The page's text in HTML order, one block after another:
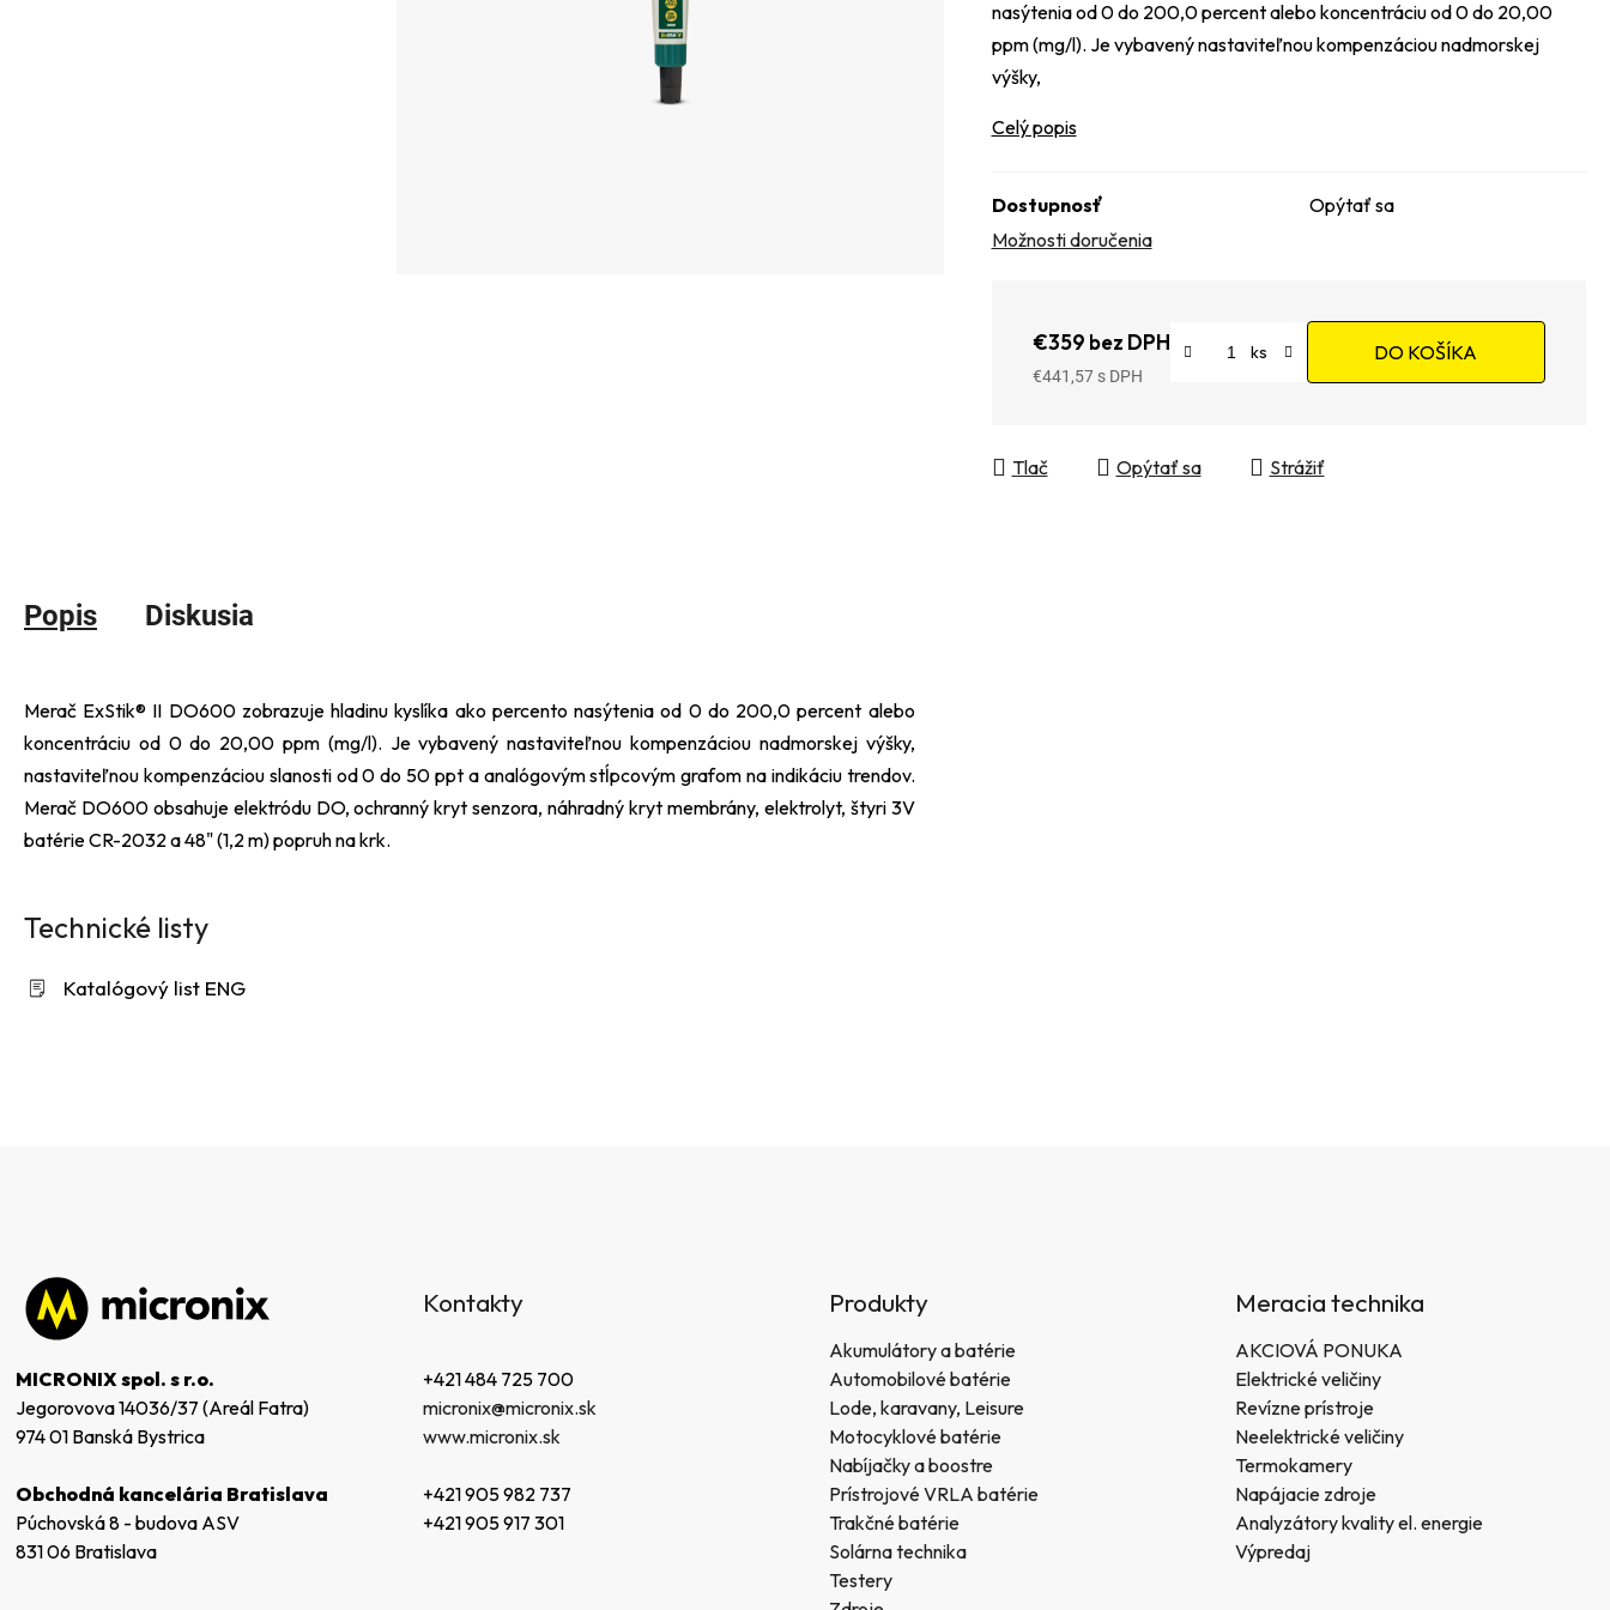
nasýtenia od 0 do 200,0 percent alebo koncentráciu od 0 do 20,00
ppm (mg/l). Je vybavený nastaviteľnou kompenzáciou nadmorskej
výšky,
Celý popis
Dostupnosť
Opýtať sa
Možnosti doručenia
€359 bez DPH
€441,57
DO KOŠÍKA
Tlač Opýtať sa Strážiť
Popis Diskusia
Merač ExStik® II DO600 zobrazuje hladinu kyslíka ako percento nasýtenia od 0 do 200,0 percent alebo
koncentráciu od 0 do 20,00 ppm (mg/l). Je vybavený nastaviteľnou kompenzáciou nadmorskej výšky,
nastaviteľnou kompenzáciou slanosti od 0 do 50 ppt a analógovým stĺpcovým grafom na indikáciu trendov.
Merač DO600 obsahuje elektródu DO, ochranný kryt senzora, náhradný kryt membrány, elektrolyt, štyri 3V
batérie CR-2032 a 48" (1,2 m) popruh na krk.
Technické listy
Katalógový list ENG
MICRONIX spol. s r.o.
Jegorovova 14036/37 (Areál Fatra)
974 01 Banská Bystrica
Obchodná kancelária Bratislava
Púchovská 8 - budova ASV
831 06 Bratislava
Kontakty
+421 484 725 700
micronix@micronix.sk
www.micronix.sk
+421 905 982 737
+421 905 917 301
Produkty
Akumulátory a batérie
Automobilové batérie
Lode, karavany, Leisure
Motocyklové batérie
Nabíjačky a boostre
Prístrojové VRLA batérie
Trakčné batérie
Solárna technika
Testery
Meracia technika
AKCIOVÁ PONUKA
Elektrické veličiny
Revízne prístroje
Neelektrické veličiny
Termokamery
Napájacie zdroje
Analyzátory kvality el. energie
Výpredaj